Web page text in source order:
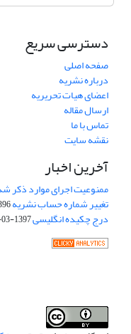
دسترسی سریع
صفحه اصلی
درباره نشریه
اعضای هیات تحریریه
ارسال مقاله
تماس با ما
نقشه سایت
آخرین اخبار
ممنوعیت اجرای موارد ذکر
تغییر شماره حساب نشریه17
درج چکیده انگلیسی1397-03-25